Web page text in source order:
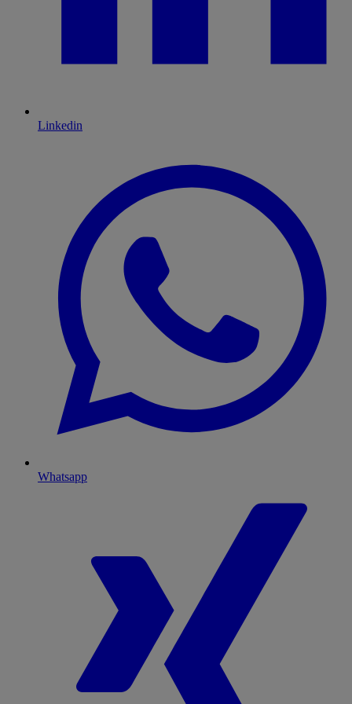
Linkedin
Whatsapp